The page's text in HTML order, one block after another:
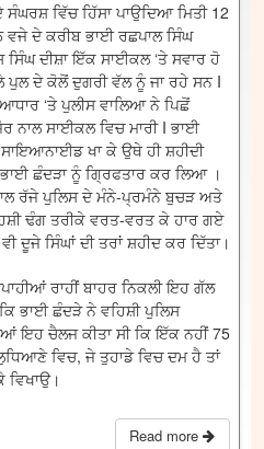
ਸੰਘਰਸ਼ ਵਿੱਚ ਹਿੱਸਾ ਪਾਉਦਿਆ ਮਿਤੀ 12
ਦੇ ਕਰੀਬ ਭਾਈ ਰਛਪਾਲ ਸਿੰਘ
ਸਿੰਘ ਦੀਸ਼ਾ ਇੱਕ ਸਾਈਕਲ ‘ਤੇ ਸਵਾਰ ਹੋ
ਪੁਲ ਦੇ ਕੋਲੋਂ ਦੁਗਰੀ ਵੱਲ ਨੂੰ ਜਾ ਰਹੇ ਸਨ I
‘ਤੇ ਪੁਲੀਸ ਵਾਲਿਆ ਨੇ ਪਿਛੋਂ
ਨਾਲ ਸਾਈਕਲ ਵਿਚ ਮਾਰੀ I ਭਾਈ
ਖਾ ਕੇ ਉਥੇ ਹੀ ਸ਼ਹੀਦੀ
ਛੰਦੜਾ ਨੂੰ ਗ੍ਰਿਫਤਾਰ ਕਰ ਲਿਆ ।
ਰੱਜੇ ਪੁਲਿਸ ਦੇ ਮੰਨੇ-ਪ੍ਰਮੰਨੇ ਬੁਚੜ ਅਤੇ
ਢੰਗ ਤਰੀਕੇ ਵਰਤ-ਵਰਤ ਕੇ ਹਾਰ ਗਏ
ਦੂਜੇ ਸਿੰਘਾਂ ਦੀ ਤਰਾਂ ਸ਼ਹੀਦ ਕਰ ਦਿੱਤਾ।
ਰਾਹੀਂ ਬਾਹਰ ਨਿਕਲੀ ਇਹ ਗੱਲ
ਭਾਈ ਛੰਦੜੇ ਨੇ ਵਹਿਸ਼ੀ ਪੁਲਿਸ
ਇਹ ਚੈਲਜ ਕੀਤਾ ਸੀ ਕਿ ਇੱਕ ਨਹੀਂ 75
ਵਿਚ, ਜੇ ਤੁਹਾਡੇ ਵਿਚ ਦਮ ਹੈ ਤਾਂ
Read more